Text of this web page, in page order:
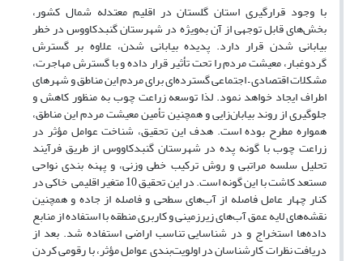
با وجود قرارگیری استان گلستان در اقلیم معتدله شمال کشور،
بخش‌های قابل توجهی از آن به‌ویژه در شهرستان گنبدکاووس در خطر
بیابانی شدن قرار دارد. پدیده بیابانی شدن، علاوه بر گسترش
گردوغبار، معیشت مردم را تحت تأثیر قرار داده و با گسترش مهاجرت،
مشکلات اقتصادی – اجتماعی گسترده‌ای برای مردم این مناطق و شهرهای
اطراف ایجاد خواهد نمود. لذا توسعه زراعت چوب به منظور کاهش و
جلوگیری از روند بیابان‌زایی و همچنین تأمین معیشت مردم این مناطق،
همواره مطرح بوده است. هدف این تحقیق، شناخت عوامل مؤثر در
زراعت چوب با گونه پده در شهرستان گنبدکاووس از طریق فرآیند
تحلیل سلسه مراتبی و روش ترکیب خطی وزنی، و پهنه بندی نواحی
مستعد کاشت با این گونه است. در این تحقیق 10 متغیر اقلیمی خاکی در
کنار چهار عامل فاصله از آب‌های سطحی و فاصله از جاده و همچنین
نقشه‌های لایه عمق آب‌های زیرزمینی و کاربری منطقه با استفاده از منابع
داده‌ها استخراج و در شناسایی تناسب اراضی استفاده شد. بعد از
دریافت نظرات کارشناسان در اولویت‌بندی عوامل مؤثر، با رقومی کردن